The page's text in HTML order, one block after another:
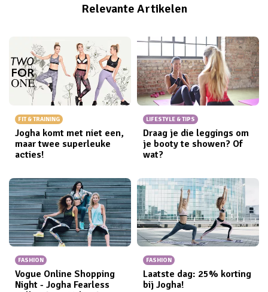
Relevante Artikelen
FIT & TRAINING
Jogha komt met niet een,
maar twee superleuke
acties!
LIFESTYLE & TIPS
Draag je die leggings om
je booty te showen? Of
wat?
FASHION
Vogue Online Shopping
Night - Jogha Fearless
FASHION
Laatste dag: 25% korting
bij Jogha!